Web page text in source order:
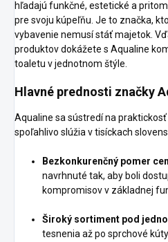
hľadajú funkčné, estetické a
pre svoju kúpeľňu. Je to značka,
vybavenie nemusí stáť majetok.
produktov dokážete s Aqualine
toaletu v jednotnom štýle.
Hlavné prednosti značky
Aqualine sa sústredí na
spoľahlivo slúžia v tisíckach
Bezkonkurenčný pomer
navrhnuté tak, aby boli
kompromisov v základnej
Široký sortiment pod
tesnenia až po sprchové